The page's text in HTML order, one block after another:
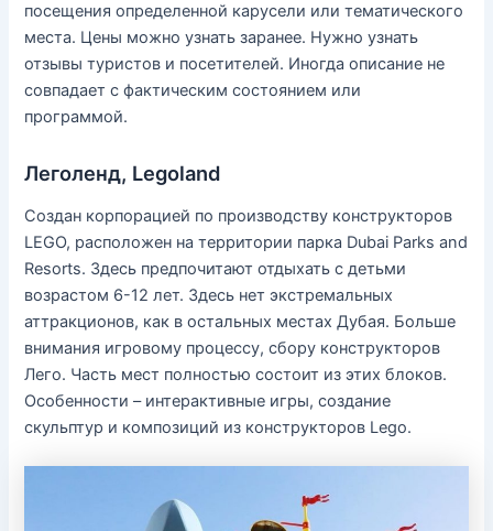
посещения определенной карусели или тематического
места. Цены можно узнать заранее. Нужно узнать
отзывы туристов и посетителей. Иногда описание не
совпадает с фактическим состоянием или
программой.
Леголенд, Legoland
Создан корпорацией по производству конструкторов
LEGO, расположен на территории парка Dubai Parks and
Resorts. Здесь предпочитают отдыхать с детьми
возрастом 6-12 лет. Здесь нет экстремальных
аттракционов, как в остальных местах Дубая. Больше
внимания игровому процессу, сбору конструкторов
Лего. Часть мест полностью состоит из этих блоков.
Особенности – интерактивные игры, создание
скульптур и композиций из конструкторов Lego.